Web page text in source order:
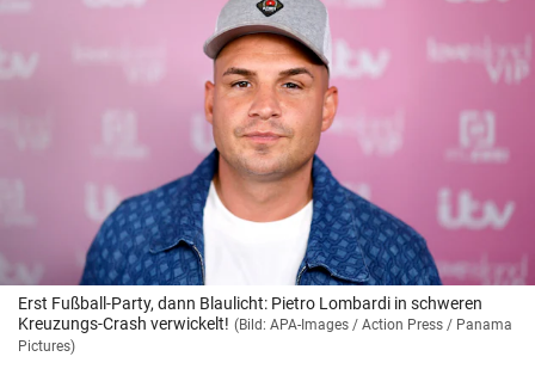
Suchbegriff
© Krone Multimedia GmbH & Co KG 2026
Muthgasse 2, 1190 Wien
Erst Fußball-Party, dann Blaulicht: Pietro Lombardi in schweren
Kreuzungs-Crash verwickelt! (Bild: APA-Images / Action Press / Panama
Pictures)